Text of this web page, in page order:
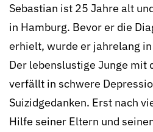
Sebastian ist 25 Jahre alt
in Hamburg. Bevor er die
erhielt, wurde er jahrelang
Der lebenslustige Junge mit
verfällt in schwere
Suizidgedanken. Erst nach
Hilfe seiner Eltern und